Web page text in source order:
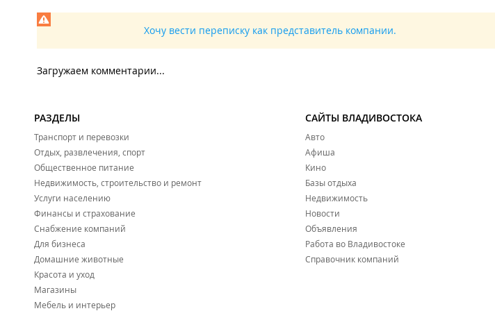
Хочу вести переписку как представитель компании.
Загружаем комментарии...
РАЗДЕЛЫ
Транспорт и перевозки
Отдых, развлечения, спорт
Общественное питание
Недвижимость, строительство и ремонт
Услуги населению
Финансы и страхование
Снабжение компаний
Для бизнеса
Домашние животные
Красота и уход
Магазины
Мебель и интерьер
САЙТЫ ВЛАДИВОСТОКА
Авто
Афиша
Кино
Базы отдыха
Недвижимость
Новости
Объявления
Работа во Владивостоке
Справочник компаний